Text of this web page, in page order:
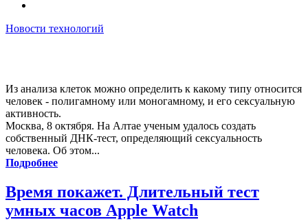
Новости технологий
Из анализа клеток можно определить к какому типу относится
человек - полигамному или моногамному, и его сексуальную
активность.
Москва, 8 октября. На Алтае ученым удалось создать
собственный ДНК-тест, определяющий сексуальность
человека. Об этом...
Подробнее
Время покажет. Длительный тест
умных часов Apple Watch